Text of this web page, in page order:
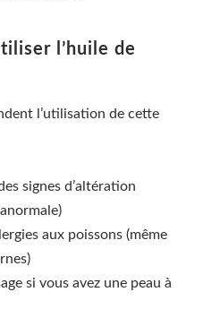
l’huile de
l’utilisation de cette
signes d’altération
aux poissons (même
si vous avez une peau à